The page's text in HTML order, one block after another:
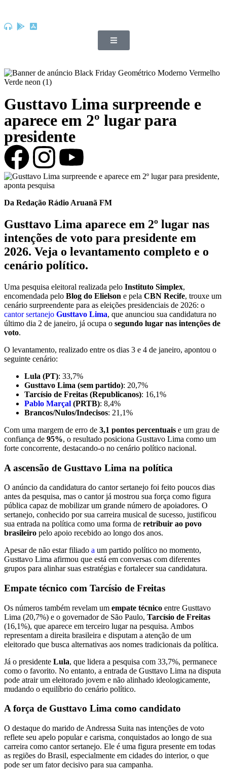
Gusttavo Lima surpreende e
aparece em 2º lugar para
presidente
Da Redação Rádio Aruanã FM
Gusttavo Lima aparece em 2º lugar nas
intenções de voto para presidente em
2026. Veja o levantamento completo e o
cenário político.
Uma pesquisa eleitoral realizada pelo Instituto Simplex,
encomendada pelo Blog do Elielson e pela CBN Recife, trouxe um
cenário surpreendente para as eleições presidenciais de 2026: o
cantor sertanejo Gusttavo Lima, que anunciou sua candidatura no
último dia 2 de janeiro, já ocupa o segundo lugar nas intenções de
voto.
O levantamento, realizado entre os dias 3 e 4 de janeiro, apontou o
seguinte cenário:
Lula (PT): 33,7%
Gusttavo Lima (sem partido): 20,7%
Tarcísio de Freitas (Republicanos): 16,1%
Pablo Marçal (PRTB): 8,4%
Brancos/Nulos/Indecisos: 21,1%
Com uma margem de erro de 3,1 pontos percentuais e um grau de
confiança de 95%, o resultado posiciona Gusttavo Lima como um
forte concorrente, destacando-o no cenário político nacional.
A ascensão de Gusttavo Lima na política
O anúncio da candidatura do cantor sertanejo foi feito poucos dias
antes da pesquisa, mas o cantor já mostrou sua força como figura
pública capaz de mobilizar um grande número de apoiadores. O
sertanejo, conhecido por sua carreira musical de sucesso, justificou
sua entrada na política como uma forma de retribuir ao povo
brasileiro pelo apoio recebido ao longo dos anos.
Apesar de não estar filiado a um partido político no momento,
Gusttavo Lima afirmou que está em conversas com diferentes
grupos para alinhar suas estratégias e fortalecer sua candidatura.
Empate técnico com Tarcísio de Freitas
Os números também revelam um empate técnico entre Gusttavo
Lima (20,7%) e o governador de São Paulo, Tarcísio de Freitas
(16,1%), que aparece em terceiro lugar na pesquisa. Ambos
representam a direita brasileira e disputam a atenção de um
eleitorado que busca alternativas aos nomes tradicionais da política.
Já o presidente Lula, que lidera a pesquisa com 33,7%, permanece
como o favorito. No entanto, a entrada de Gusttavo Lima na disputa
pode atrair um eleitorado jovem e não alinhado ideologicamente,
mudando o equilíbrio do cenário político.
A força de Gusttavo Lima como candidato
O destaque do marido de Andressa Suita nas intenções de voto
reflete seu apelo popular e carisma, conquistados ao longo de sua
carreira como cantor sertanejo. Ele é uma figura presente em todas
as regiões do Brasil, especialmente em cidades do interior, o que
pode ser um fator decisivo para sua campanha.